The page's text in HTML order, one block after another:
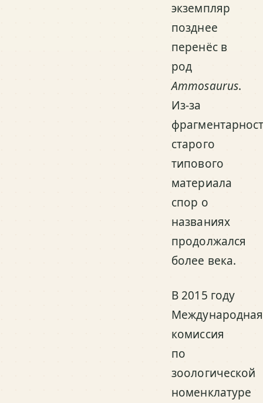
экземпляр
позднее
перенёс в
род
Ammosaurus.
Из-за
старого
типового
материала
спор о
названиях
продолжался
более века.
В 2015 году
Международная
комиссия
по
зоологической
номенклатуре